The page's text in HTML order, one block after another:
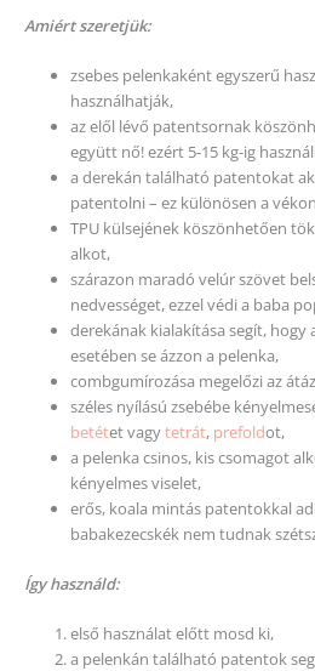
Amiért szeretjük:
zsebes pelenkaként egyszerű
használhatják,
az elől lévő patentsornak
együtt nő! ezért 5-15 kg-ig
a derekán található patentokat
patentolni – ez különösen a
TPU külsejének köszönhetően
alkot,
szárazon maradó velúr szövet
nedvességet, ezzel védi a baba
derekának kialakítása segít, hogy
esetében se ázzon a pelenka,
combgumírozása megelőzi az
széles nyílású zsebébe
betétet vagytetrát, prefoldot,
a pelenka csinos, kis csomagot
kényelmes viselet,
erős, koala mintás patentokkal
babakezecskék nem tudnak
Így használd:
első használat előtt mosd ki,
a pelenkán található patentok